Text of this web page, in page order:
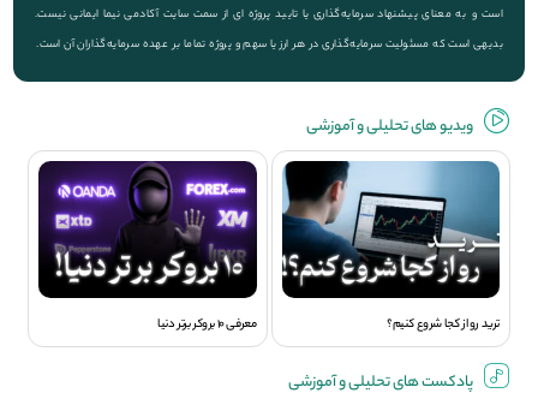
است و به معنای پیشنهاد سرمایه‌گذاری یا تایید پروژه ای از سمت سایت آکادمی نیما ایمانی نیست.
بدیهی است که مسئولیت سرمایه‌گذاری در هر ارز یا سهم و پروژه تماما بر عهده سرمایه‌گذاران آن است.
ویديو های تحلیلی و آموزشی
ترید رو از کجا شروع کنیم؟ معرفی 10 بروکر برتر دنیا
پادکست های تحلیلی و آموزشی